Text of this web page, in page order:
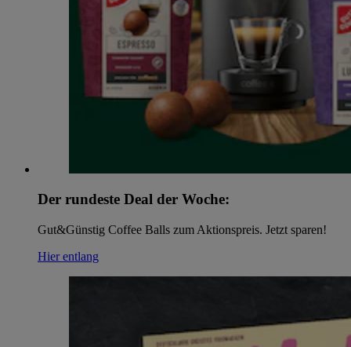
Der rundeste Deal der Woche:
Gut&Günstig Coffee Balls zum Aktionspreis. Jetzt sparen!
Hier entlang